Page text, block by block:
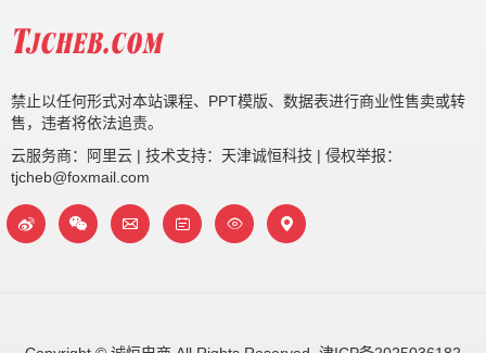
禁止以任何形式对本站课程、PPT模版、数据表进行商业性售卖或转
售，违者将依法追责。
云服务商：阿里云 | 技术支持：天津诚恒科技 | 侵权举报：
tjcheb@foxmail.com